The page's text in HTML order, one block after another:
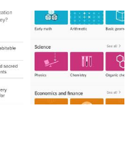
行免费授课，现有关于